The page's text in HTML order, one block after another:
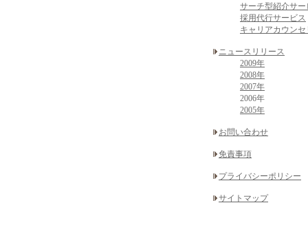
サーチ型紹介サー
採用代行サービス
キャリアカウン
ニュースリリース
2009年
2008年
2007年
2006年
2005年
お問い合わせ
免責事項
プライバシーポリシー
サイトマップ